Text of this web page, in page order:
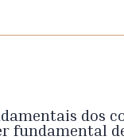
dos
fundamental